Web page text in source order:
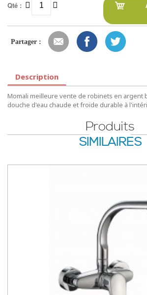
Qté :
Partager :
Description
Momali meilleure vente de robinets en argent
douche d'eau chaude et froide durable à
Produits
SIMILAIRES